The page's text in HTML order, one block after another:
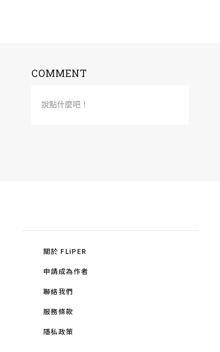
COMMENT
說點什麼吧！
關於 FLiPER
申請成為作者
聯絡我們
服務條款
隱私政策